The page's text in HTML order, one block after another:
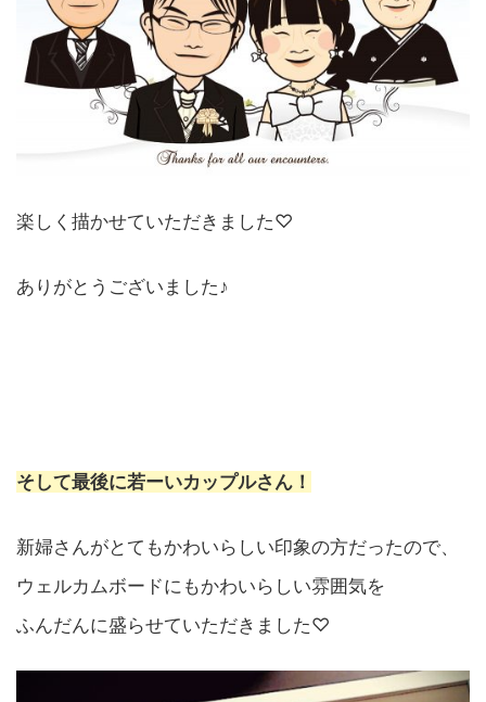
楽しく描かせていただきました♡
ありがとうございました♪
そして最後に若ーいカップルさん！
新婦さんがとてもかわいらしい印象の方だったので、
ウェルカムボードにもかわいらしい雰囲気を
ふんだんに盛らせていただきました♡